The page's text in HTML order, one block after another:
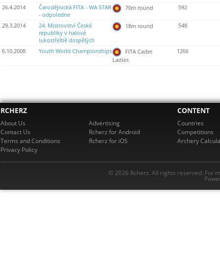
26.4.2014
Čarodějnická FITA - WA STAR
- odpoledne
70m round 592
29.3.2014
24. Mistrovství České
republiky v halové
lukostřelbě dospělých
18m round 548
6.10.2008 Youth World Championships
FITA Cadet
Ladies
1266
RCHERZ
About Us
Contact Us
Terms and Conditions
Privacy Policy
Advertising
Rcherz for Android
Rcherz for iOS
CONTENT
Countries
Competitions
Archery
© 2026 Rcherz. All rights reserved. For